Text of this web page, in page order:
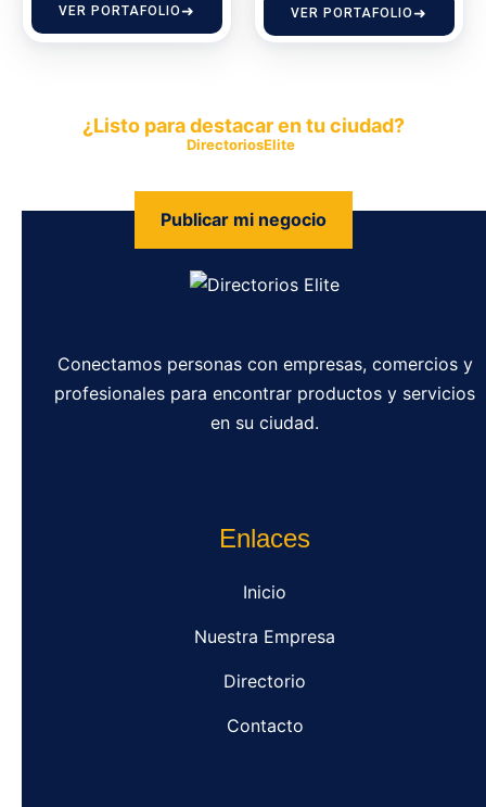
VER PORTAFOLIO VER PORTAFOLIO
¿Listo para destacar en tu ciudad?
DirectoriosElite
Publicar mi negocio
Conectamos personas con empresas, comercios y
profesionales para encontrar productos y servicios
en su ciudad.
Enlaces
Inicio
Nuestra Empresa
Directorio
Contacto